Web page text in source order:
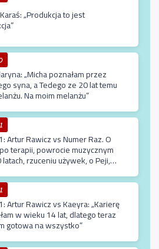
„Produkcja to jest
„Micha poznałam przez
syna, a Tedego ze 20 lat temu
Na moim melanżu”
Artur Rawicz vs Numer Raz. O
terapii, powrocie muzycznym
rzuceniu używek, o Peji,
Artur Rawicz vs Kaeyra: „Karierę
w wieku 14 lat, dlatego teraz
gotowa na wszystko”